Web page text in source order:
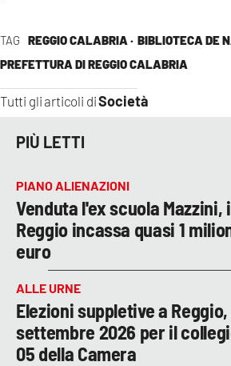
TAG REGGIO CALABRIA · BIBLIOTECA DE
PREFETTURA DI REGGIO CALABRIA
Tutti gli articoli diSocietà
PIÙ LETTI
PIANO ALIENAZIONI
Venduta l'ex scuola Mazzini,
Reggio incassa quasi 1
euro
ALLE URNE
Elezioni suppletive a
settembre 2026 per il
05 della Camera